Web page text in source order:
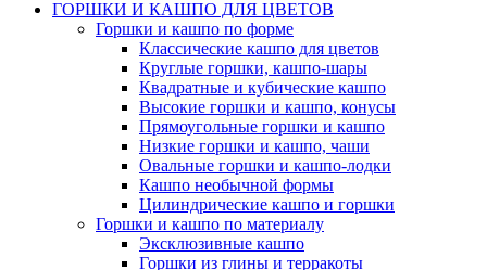
ГОРШКИ И КАШПО ДЛЯ ЦВЕТОВ
Горшки и кашпо по форме
Классические кашпо для цветов
Круглые горшки, кашпо-шары
Квадратные и кубические кашпо
Высокие горшки и кашпо, конусы
Прямоугольные горшки и кашпо
Низкие горшки и кашпо, чаши
Овальные горшки и кашпо-лодки
Кашпо необычной формы
Цилиндрические кашпо и горшки
Горшки и кашпо по материалу
Эксклюзивные кашпо
Горшки из глины и терракоты